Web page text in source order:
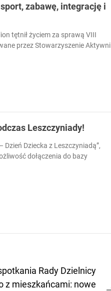
zabawę, integrację i
tętnił życiem za sprawą VIII
przez Stowarzyszenie Aktywni
Leszczyniady!
Dziecka z Leszczyniadą”,
dołączenia do bazy
Rady Dzielnicy
z mieszkańcami: nowe